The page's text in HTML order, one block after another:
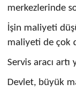
merkezlerinde
İşin maliyeti
maliyeti de çok
Servis aracı
Devlet, büyük